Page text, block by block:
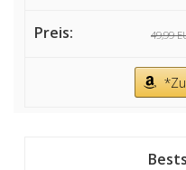
49,99